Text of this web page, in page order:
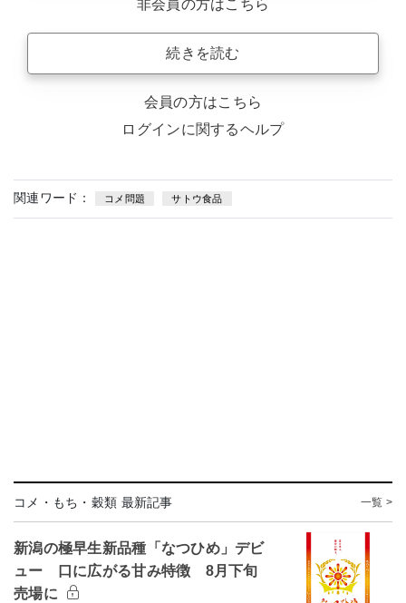
非会員の方はこちら
続きを読む
会員の方はこちら
ログインに関するヘルプ
関連ワード： コメ問題 サトウ食品
コメ・もち・穀類 最新記事 一覧 >
新潟の極早生新品種「なつひめ」デビ
ュー 口に広がる甘み特徴 8月下旬
売場に